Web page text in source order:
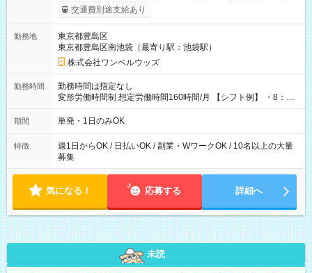
いOK！（規定あり） ┗働いたその日に現金GET♪ お仕事後はコ
ンビニATMから 日払い分を引き落とせます！ 【試用期間】試
交通費別途支給あり
勤務地
東京都豊島区
東京都豊島区南池袋（最寄り駅：池袋駅）
株式会社ワンベルウッズ
勤務時間
勤務時間は指定なし
変形労働時間制 想定労働時間160時間/月 【シフト例】 ・8：00
～21：00
期間 単発・1日のみOK
特徴
週1日からOK / 日払いOK / 副業・WワークOK / 10名以上の大量
募集
気になる！ 応募する 詳細へ
未読